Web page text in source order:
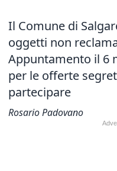
Il Comune di
oggetti non
Appuntamento il 6
per le offerte
partecipare
Rosario Padovano